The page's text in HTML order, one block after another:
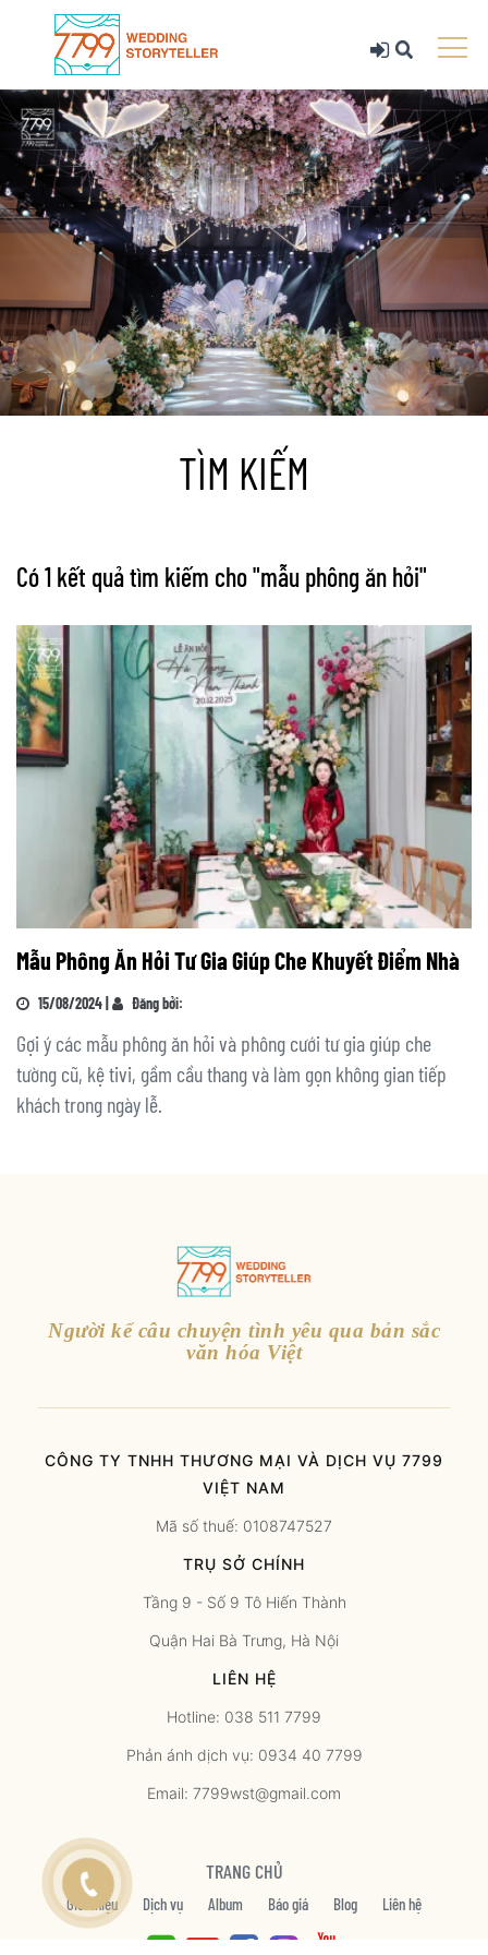
TÌM KIẾM
Có 1 kết quả tìm kiếm cho "mẫu phông ăn hỏi"
Mẫu Phông Ăn Hỏi Tư Gia Giúp Che Khuyết Điểm Nhà
15/08/2024 | Đăng bởi:
Gợi ý các mẫu phông ăn hỏi và phông cưới tư gia giúp che
tường cũ, kệ tivi, gầm cầu thang và làm gọn không gian tiếp
khách trong ngày lễ.
Người kể câu chuyện tình yêu qua bản sắc
văn hóa Việt
CÔNG TY TNHH THƯƠNG MẠI VÀ DỊCH VỤ 7799
VIỆT NAM
Mã số thuế: 0108747527
TRỤ SỞ CHÍNH
Tầng 9 - Số 9 Tô Hiến Thành
Quận Hai Bà Trưng, Hà Nội
LIÊN HỆ
Hotline: 038 511 7799
Phản ánh dịch vụ: 0934 40 7799
Email: 7799wst@gmail.com
TRANG CHỦ
Giới thiệu Dịch vụ Album Báo giá Blog Liên hệ